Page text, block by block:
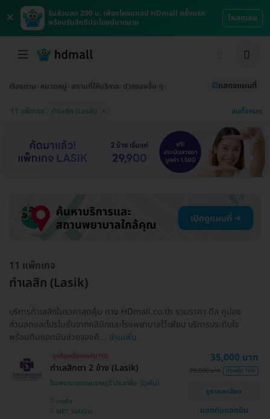
×
รับส่วนลด 200 บ. เพียงโหลดแอป HDmall ครั้งแรก
พร้อมรับสิทธิประโยชน์มากมาย
โหลดเลย
เรียงตาม หมวดหมู่ สถานที่ให้บริการ ตัวกรองอื่น ๆ แสดงแผนที่
11 แพ็กเกจ ทำเลสิก (Lasik) ลบทั้งหมด
11 แพ็กเกจ
ทำเลสิก (Lasik)
บริการทำเลสิกในราคาสุดคุ้ม ทาง HDmall.co.th รวมราคา ดีล คูปอง
ส่วนลดและโปรโมชั่นจากคลินิกและโรงพยาบาลไว้เพียบ บริการประทับใจ
พร้อมทีมแอดมินช่วยจองคิ... อ่านเพิ่ม
ถูกที่สุดเมื่อจองกับ HD
ทำเลสิกตา 2 ข้าง (Lasik)
โรงพยาบาลเกษมราษฎร์ ประชาชื่น
บางซื่อ
MRT วงศ์สว่าง
35,000 บาท
39,000 บาท ประหยัด 10%
ดูรายละเอียด
แชทกับแอดมิน